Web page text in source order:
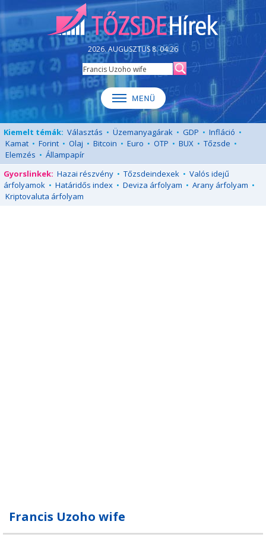
2026. AUGUSZTUS 8. 04:26
Kiemelt témák: Választás • Üzemanyagárak • GDP • Infláció •
Kamat • Forint • Olaj • Bitcoin • Euro • OTP • BUX • Tőzsde •
Elemzés • Állampapír
Gyorslinkek: Hazai részvény • Tőzsdeindexek • Valós idejű
árfolyamok • Határidős index • Deviza árfolyam • Arany árfolyam •
Kriptovaluta árfolyam
Francis Uzoho wife